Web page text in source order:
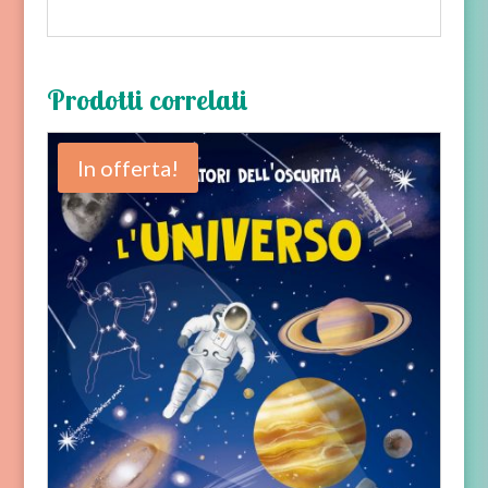
Prodotti correlati
In offerta!